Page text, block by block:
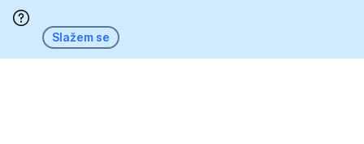
Preskoči
Slažem se